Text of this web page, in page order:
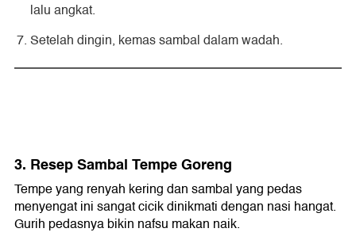
lalu angkat.
Setelah dingin, kemas sambal dalam wadah.
3. Resep Sambal Tempe Goreng
Tempe yang renyah kering dan sambal yang pedas
menyengat ini sangat cicik dinikmati dengan nasi hangat.
Gurih pedasnya bikin nafsu makan naik.